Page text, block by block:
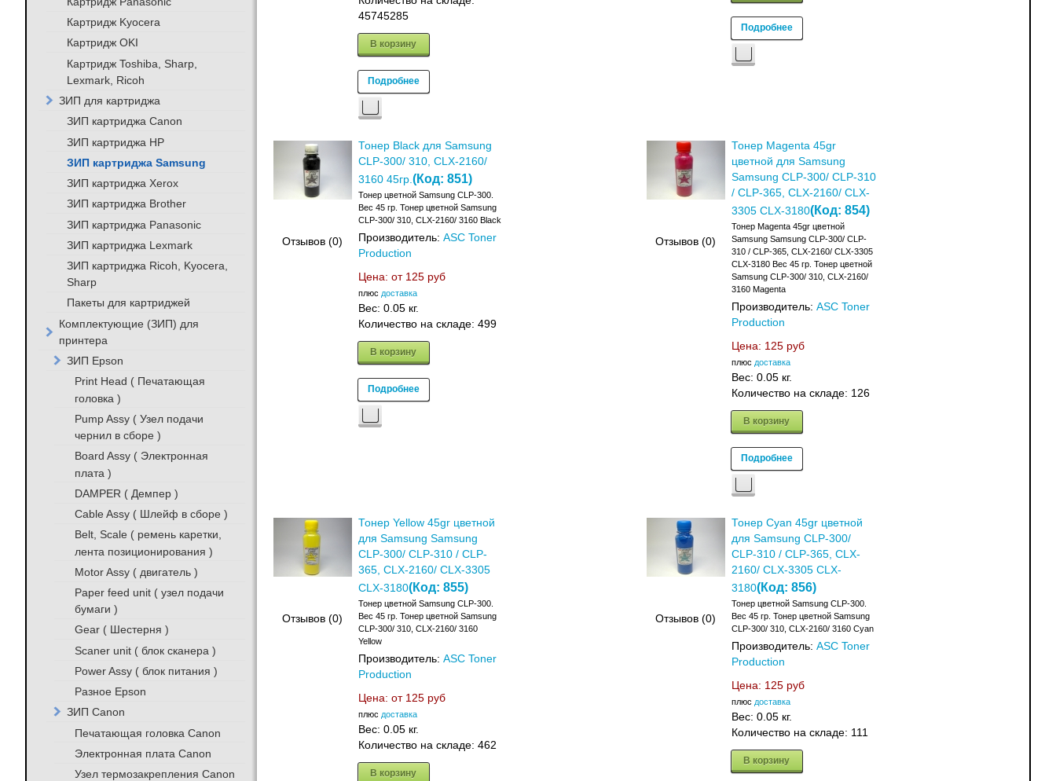
45745285
В корзину
Подробнее
Подробнее
Отзывов (0)
Тонер Black для Samsung
CLP-300/ 310, CLX-2160/
3160 45гр. (Код: 851)
Тонер цветной Samsung CLP-300.
Вес 45 гр. Тонер цветной Samsung
CLP-300/ 310, CLX-2160/ 3160 Black
Производитель: ASC Toner
Production
Цена: от 125 руб
плюс доставка
Вес: 0.05 кг.
Количество на складе: 499
В корзину
Подробнее
Отзывов (0)
Тонер Magenta 45gr
цветной для Samsung
Samsung CLP-300/ CLP-310
/ CLP-365, CLX-2160/ CLX-
3305 CLX-3180(Код: 854)
Тонер Magenta 45gr цветной
Samsung Samsung CLP-300/ CLP-
310 / CLP-365, CLX-2160/ CLX-3305
CLX-3180 Вес 45 гр. Тонер цветной
Samsung CLP-300/ 310, CLX-2160/
3160 Magenta
Производитель: ASC Toner
Production
Цена: 125 руб
плюс доставка
Вес: 0.05 кг.
Количество на складе: 126
В корзину
Подробнее
Отзывов (0)
Тонер Yellow 45gr цветной
для Samsung Samsung
CLP-300/ CLP-310 / CLP-
365, CLX-2160/ CLX-3305
CLX-3180(Код: 855)
Тонер цветной Samsung CLP-300.
Вес 45 гр. Тонер цветной Samsung
CLP-300/ 310, CLX-2160/ 3160
Yellow
Производитель: ASC Toner
Production
Цена: от 125 руб
плюс доставка
Вес: 0.05 кг.
Количество на складе: 462
В корзину
Отзывов (0)
Тонер Cyan 45gr цветной
для Samsung CLP-300/
CLP-310 / CLP-365, CLX-
2160/ CLX-3305 CLX-
3180(Код: 856)
Тонер цветной Samsung CLP-300.
Вес 45 гр. Тонер цветной Samsung
CLP-300/ 310, CLX-2160/ 3160 Cyan
Производитель: ASC Toner
Production
Цена: 125 руб
плюс доставка
Вес: 0.05 кг.
Количество на складе: 111
В корзину
Картридж Kyocera
Картридж OKI
Картридж Toshiba, Sharp,
Lexmark, Ricoh
ЗИП для картриджа
ЗИП картриджа Canon
ЗИП картриджа HP
ЗИП картриджа Samsung
ЗИП картриджа Xerox
ЗИП картриджа Brother
ЗИП картриджа Panasonic
ЗИП картриджа Lexmark
ЗИП картриджа Ricoh, Kyocera,
Sharp
Пакеты для картриджей
Комплектующие (ЗИП) для
принтера
ЗИП Epson
Print Head ( Печатающая
головка )
Pump Assy ( Узел подачи
чернил в сборе )
Board Assy ( Электронная
плата )
DAMPER ( Демпер )
Cable Assy ( Шлейф в сборе )
Belt, Scale ( ремень каретки,
лента позиционирования )
Motor Assy ( двигатель )
Paper feed unit ( узел подачи
бумаги )
Gear ( Шестерня )
Scaner unit ( блок сканера )
Power Assy ( блок питания )
Разное Epson
ЗИП Canon
Печатающая головка Canon
Электронная плата Canon
Узел термозакрепления Canon